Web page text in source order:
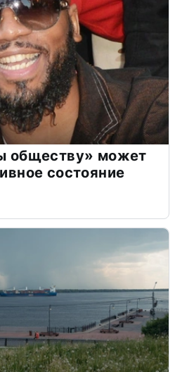
обществу» может
состояние